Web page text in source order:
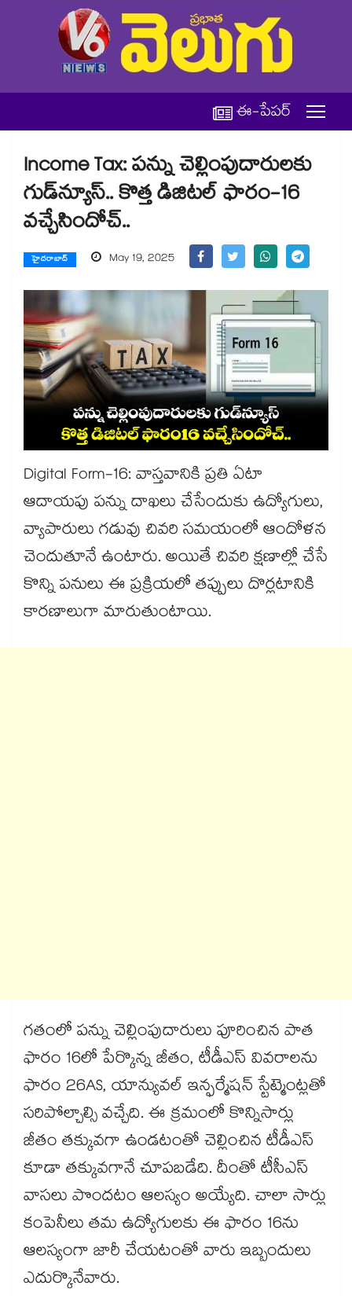
ఈ-పేపర్
Income Tax: పన్ను చెల్లింపుదారులకు
గుడ్‌న్యూస్.. కొత్త డిజిటల్ ఫారం-16
వచ్చేసిందోచ్..
హైదరాబాద్ May 19, 2025
Digital Form-16: వాస్తవానికి ప్రతి ఏటా
ఆదాయపు పన్ను దాఖలు చేసేందుకు ఉద్యోగులు,
వ్యాపారులు గడువు చివరి సమయంలో ఆందోళన
చెందుతూనే ఉంటారు. అయితే చివరి క్షణాల్లో చేసే
కొన్ని పనులు ఈ ప్రక్రియలో తప్పులు దొర్లటానికి
కారణాలుగా మారుతుంటాయి.
గతంలో పన్ను చెల్లింపుదారులు పూరించిన పాత
ఫారం 16లో పేర్కొన్న జీతం, టీడీఎస్ వివరాలను
ఫారం 26AS, యాన్యువల్ ఇన్ఫర్మేషన్ స్టేట్మెంట్లతో
సరిపోల్చాల్సి వచ్చేది. ఈ క్రమంలో కొన్నిసార్లు
జీతం తక్కువగా ఉండటంతో చెల్లించిన టీడీఎస్
కూడా తక్కువగానే చూపబడేది. దీంతో టీసీఎస్
వాసలు పొందటం ఆలస్యం అయ్యేది. చాలా సార్లు
కంపెనీలు తమ ఉద్యోగులకు ఈ ఫారం 16ను
ఆలస్యంగా జారీ చేయటంతో వారు ఇబ్బందులు
ఎదుర్కొనేవారు.